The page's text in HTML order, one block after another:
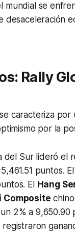
mundial se
desaceleración
Rally
caracteriza
por la
del Sur lideró el
puntos. El
El Hang
Composite
2% a 9,650.90